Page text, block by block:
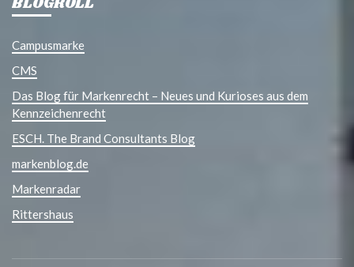
BLOGROLL
Campusmarke
CMS
Das Blog für Markenrecht – Neues und Kurioses aus dem
Kennzeichenrecht
ESCH. The Brand Consultants Blog
markenblog.de
Markenradar
Rittershaus